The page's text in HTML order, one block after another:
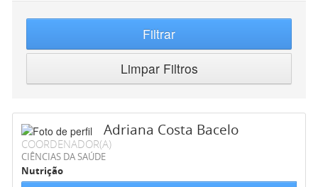
Filtrar
Limpar Filtros
Adriana Costa Bacelo
COORDENADOR(A)
CIÊNCIAS DA SAÚDE
Nutrição